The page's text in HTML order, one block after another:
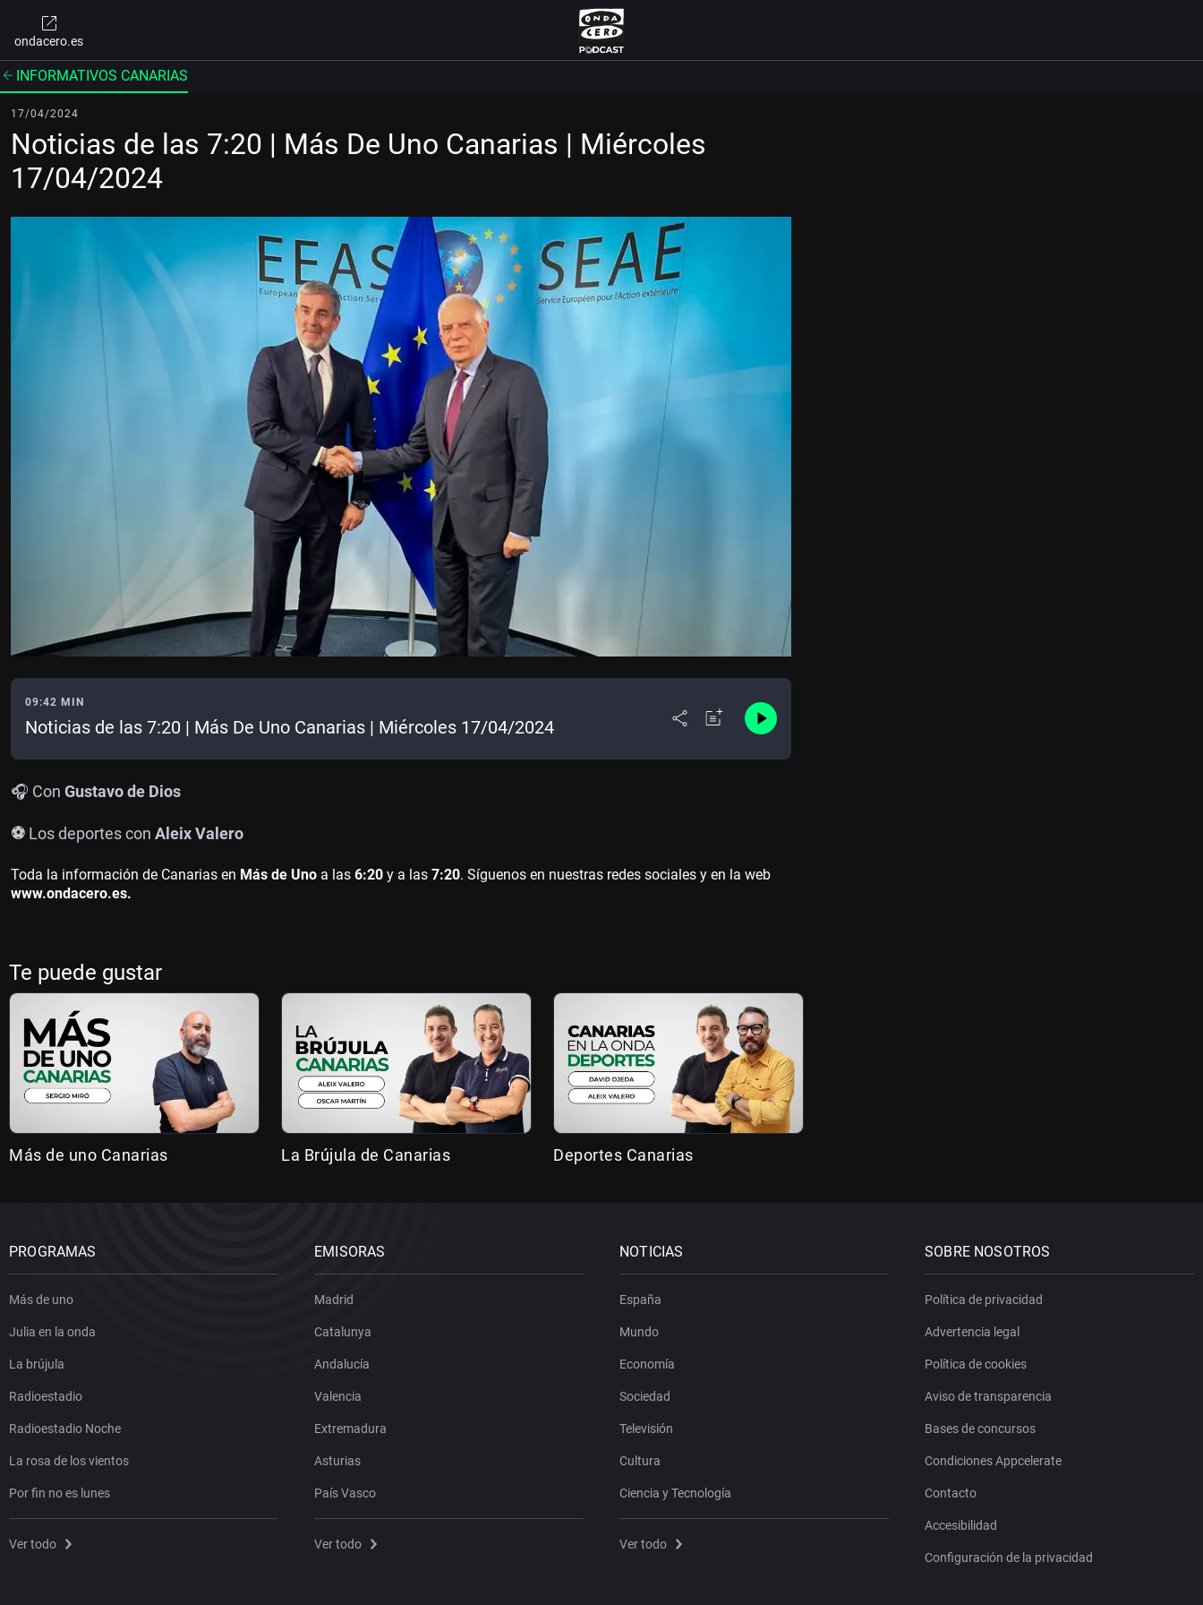
ondacero.es
INFORMATIVOS CANARIAS
17/04/2024
Noticias de las 7:20 | Más De Uno Canarias | Miércoles
17/04/2024
09:42 MIN
Noticias de las 7:20 | Más De Uno Canarias | Miércoles 17/04/2024
🎧 Con Gustavo de Dios
⚽ Los deportes con Aleix Valero
Toda la información de Canarias en Más de Uno a las 6:20 y a las 7:20. Síguenos en nuestras redes sociales y en la web
www.ondacero.es.
Te puede gustar
Más de uno Canarias La Brújula de Canarias Deportes Canarias
PROGRAMAS
Más de uno
Julia en la onda
La brújula
Radioestadio
Radioestadio Noche
La rosa de los vientos
Por fin no es lunes
Ver todo
EMISORAS
Madrid
Catalunya
Andalucía
Valencia
Extremadura
Asturias
País Vasco
Ver todo
NOTICIAS
España
Mundo
Economía
Sociedad
Televisión
Cultura
Ciencia y Tecnología
Ver todo
SOBRE NOSOTROS
Política de privacidad
Advertencia legal
Política de cookies
Aviso de transparencia
Bases de concursos
Condiciones Appcelerate
Contacto
Accesibilidad
Configuración de la privacidad